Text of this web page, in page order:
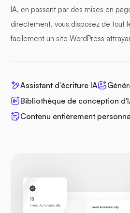
IA, en passant par des mises en
directement, vous disposez de tout
facilement un site WordPress
Assistant d'écriture IA
Bibliothèque de conception
Contenu entièrement